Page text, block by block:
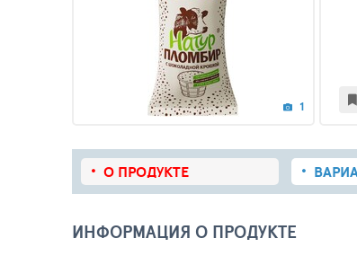
1
О ПРОДУКТЕ
ИНФОРМАЦИЯ О ПРОДУКТЕ